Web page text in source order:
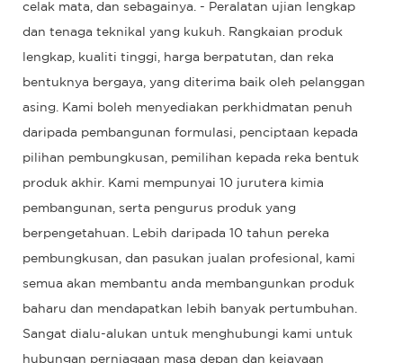
celak mata, dan sebagainya. - Peralatan ujian lengkap
dan tenaga teknikal yang kukuh. Rangkaian produk
lengkap, kualiti tinggi, harga berpatutan, dan reka
bentuknya bergaya, yang diterima baik oleh pelanggan
asing. Kami boleh menyediakan perkhidmatan penuh
daripada pembangunan formulasi, penciptaan kepada
pilihan pembungkusan, pemilihan kepada reka bentuk
produk akhir. Kami mempunyai 10 jurutera kimia
pembangunan, serta pengurus produk yang
berpengetahuan. Lebih daripada 10 tahun pereka
pembungkusan, dan pasukan jualan profesional, kami
semua akan membantu anda membangunkan produk
baharu dan mendapatkan lebih banyak pertumbuhan.
Sangat dialu-alukan untuk menghubungi kami untuk
hubungan perniagaan masa depan dan kejayaan